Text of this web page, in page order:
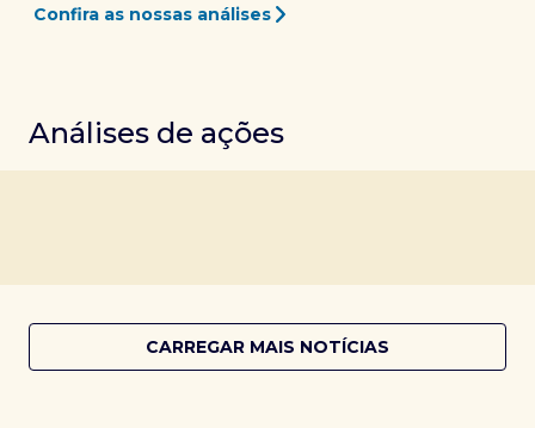
Confira as nossas análises
Análises de ações
CARREGAR MAIS NOTÍCIAS